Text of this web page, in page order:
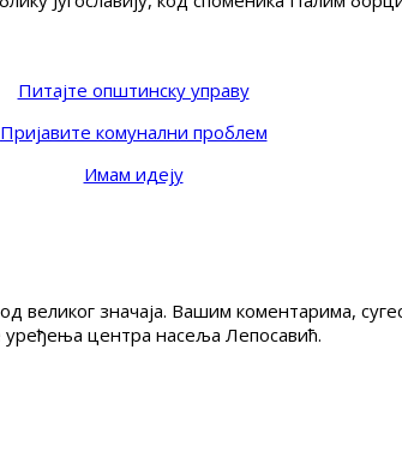
Питајте општинску управу
Пријавите комунални проблем
Имам идеју
великог значаја. Вашим коментарима,
уређења центра насеља Лепосавић.